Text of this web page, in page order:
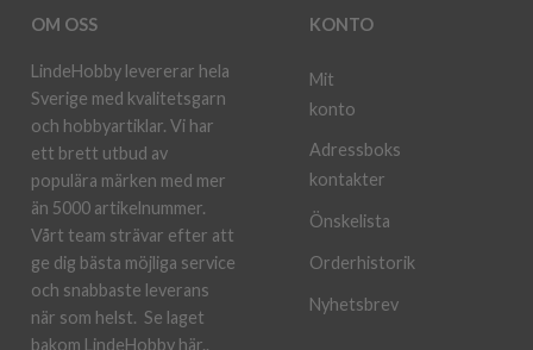
OM OSS
LindeHobby levererar hela
Sverige med kvalitetsgarn
och hobbyartiklar. Vi har
ett brett utbud av
populära märken med mer
än 5000 artikelnummer.
Vårt team strävar efter att
ge dig bästa möjliga service
och snabbaste leverans
när som helst. Se laget
bakom LindeHobby här..
KONTO
Mit
konto
Adressboks
kontakter
Önskelista
Orderhistorik
Nyhetsbrev